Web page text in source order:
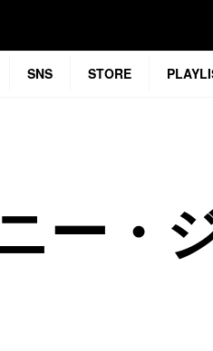
SNS STORE
ー・